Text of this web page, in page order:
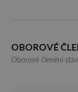
OBOROVÉ
Oborové členění